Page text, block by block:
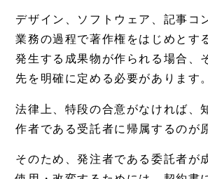
デザイン、ソフトウェア、記事コ
業務の過程で著作権をはじめとす
発生する成果物が作られる場合、
先を明確に定める必要があります。
法律上、特段の合意がなければ、
作者である受託者に帰属するのが
そのため、発注者である委託者が